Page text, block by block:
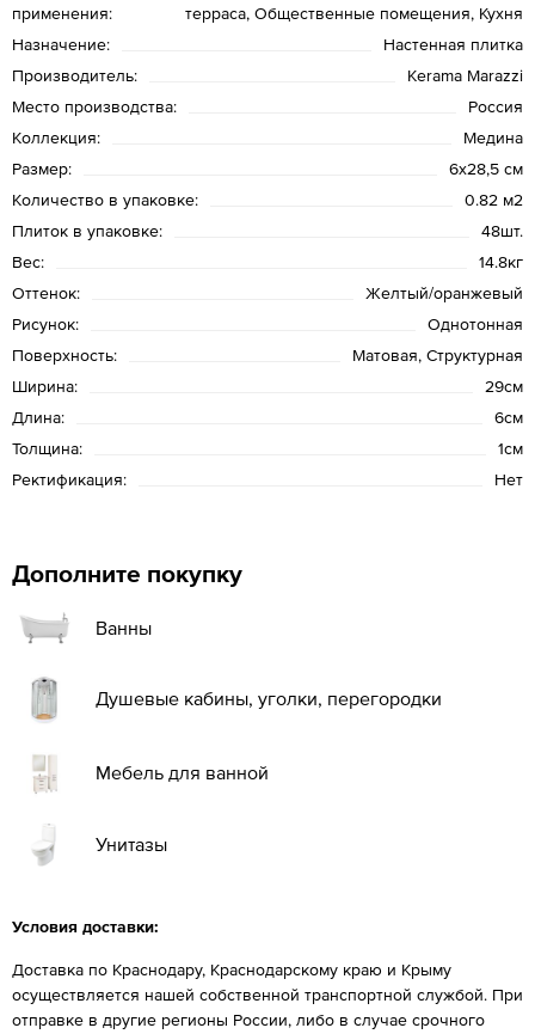
применения:
терраса, Общественные помещения, Кухня
Назначение:
Настенная плитка
Производитель:
Kerama Marazzi
Место производства:
Россия
Коллекция:
Медина
Размер:
6x28,5 см
Количество в упаковке:
0.82 м2
Плиток в упаковке:
48шт.
Вес:
14.8кг
Оттенок:
Желтый/оранжевый
Рисунок:
Однотонная
Поверхность:
Матовая, Структурная
Ширина:
29см
Длина:
6см
Толщина:
1см
Ректификация:
Нет
Дополните покупку
Ванны
Душевые кабины, уголки, перегородки
Мебель для ванной
Унитазы
Условия доставки:
Доставка по Краснодару, Краснодарскому краю и Крыму
осуществляется нашей собственной транспортной службой. При
отправке в другие регионы России, либо в случае срочного